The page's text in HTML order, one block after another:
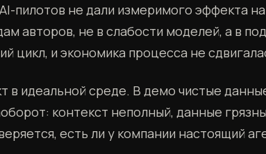
пилотов не дали измеримого эффекта
авторов, не в слабости моделей, а в
цикл, и экономика процесса не
идеальной среде. В демо чистые
контекст неполный, данные
есть ли у компании настоящий